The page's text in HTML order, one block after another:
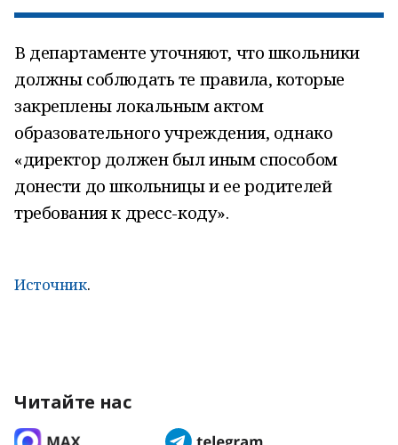
В департаменте уточняют, что школьники
должны соблюдать те правила, которые
закреплены локальным актом
образовательного учреждения, однако
«директор должен был иным способом
донести до школьницы и ее родителей
требования к дресс-коду».
Источник.
Читайте нас